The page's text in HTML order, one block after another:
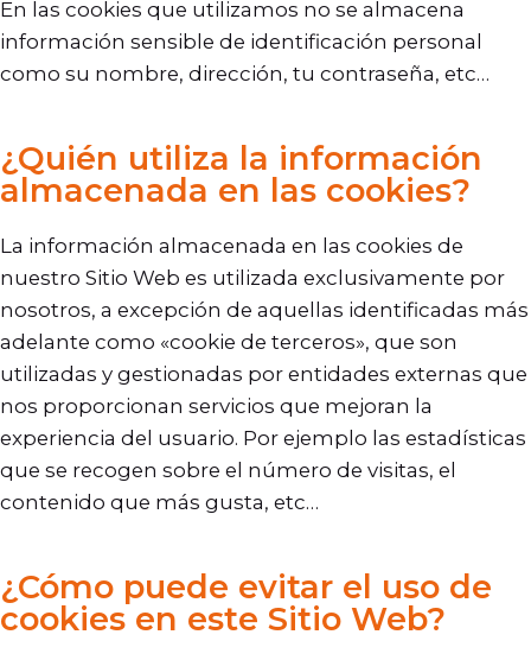
En las cookies que utilizamos no se almacena
información sensible de identificación personal
como su nombre, dirección, tu contraseña, etc…
¿Quién utiliza la información
almacenada en las cookies?
La información almacenada en las cookies de
nuestro Sitio Web es utilizada exclusivamente por
nosotros, a excepción de aquellas identificadas más
adelante como «cookie de terceros», que son
utilizadas y gestionadas por entidades externas que
nos proporcionan servicios que mejoran la
experiencia del usuario. Por ejemplo las estadísticas
que se recogen sobre el número de visitas, el
contenido que más gusta, etc…
¿Cómo puede evitar el uso de
cookies en este Sitio Web?